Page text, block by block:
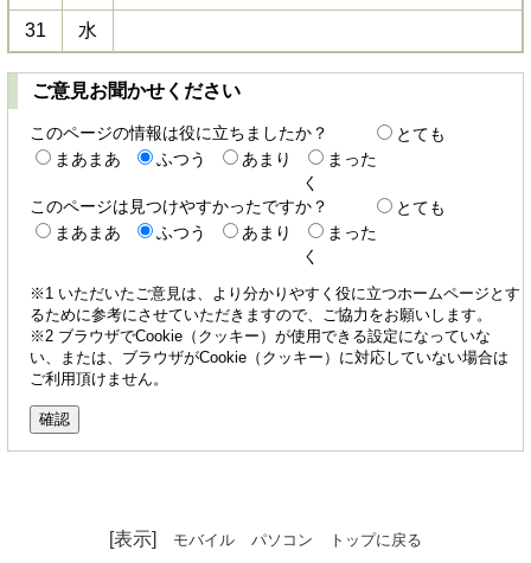
31 水
ご意見お聞かせください
このページの情報は役に立ちましたか？
とても
まあまあ
ふつう あまり
まった
く
このページは見つけやすかったですか？
とても
まあまあ
ふつう あまり
まった
く
※1 いただいたご意見は、より分かりやすく役に立つホームページとす
るために参考にさせていただきますので、ご協力をお願いします。
※2 ブラウザでCookie（クッキー）が使用できる設定になっていな
い、または、ブラウザがCookie（クッキー）に対応していない場合は
ご利用頂けません。
[表示] モバイル パソコン トップに戻る